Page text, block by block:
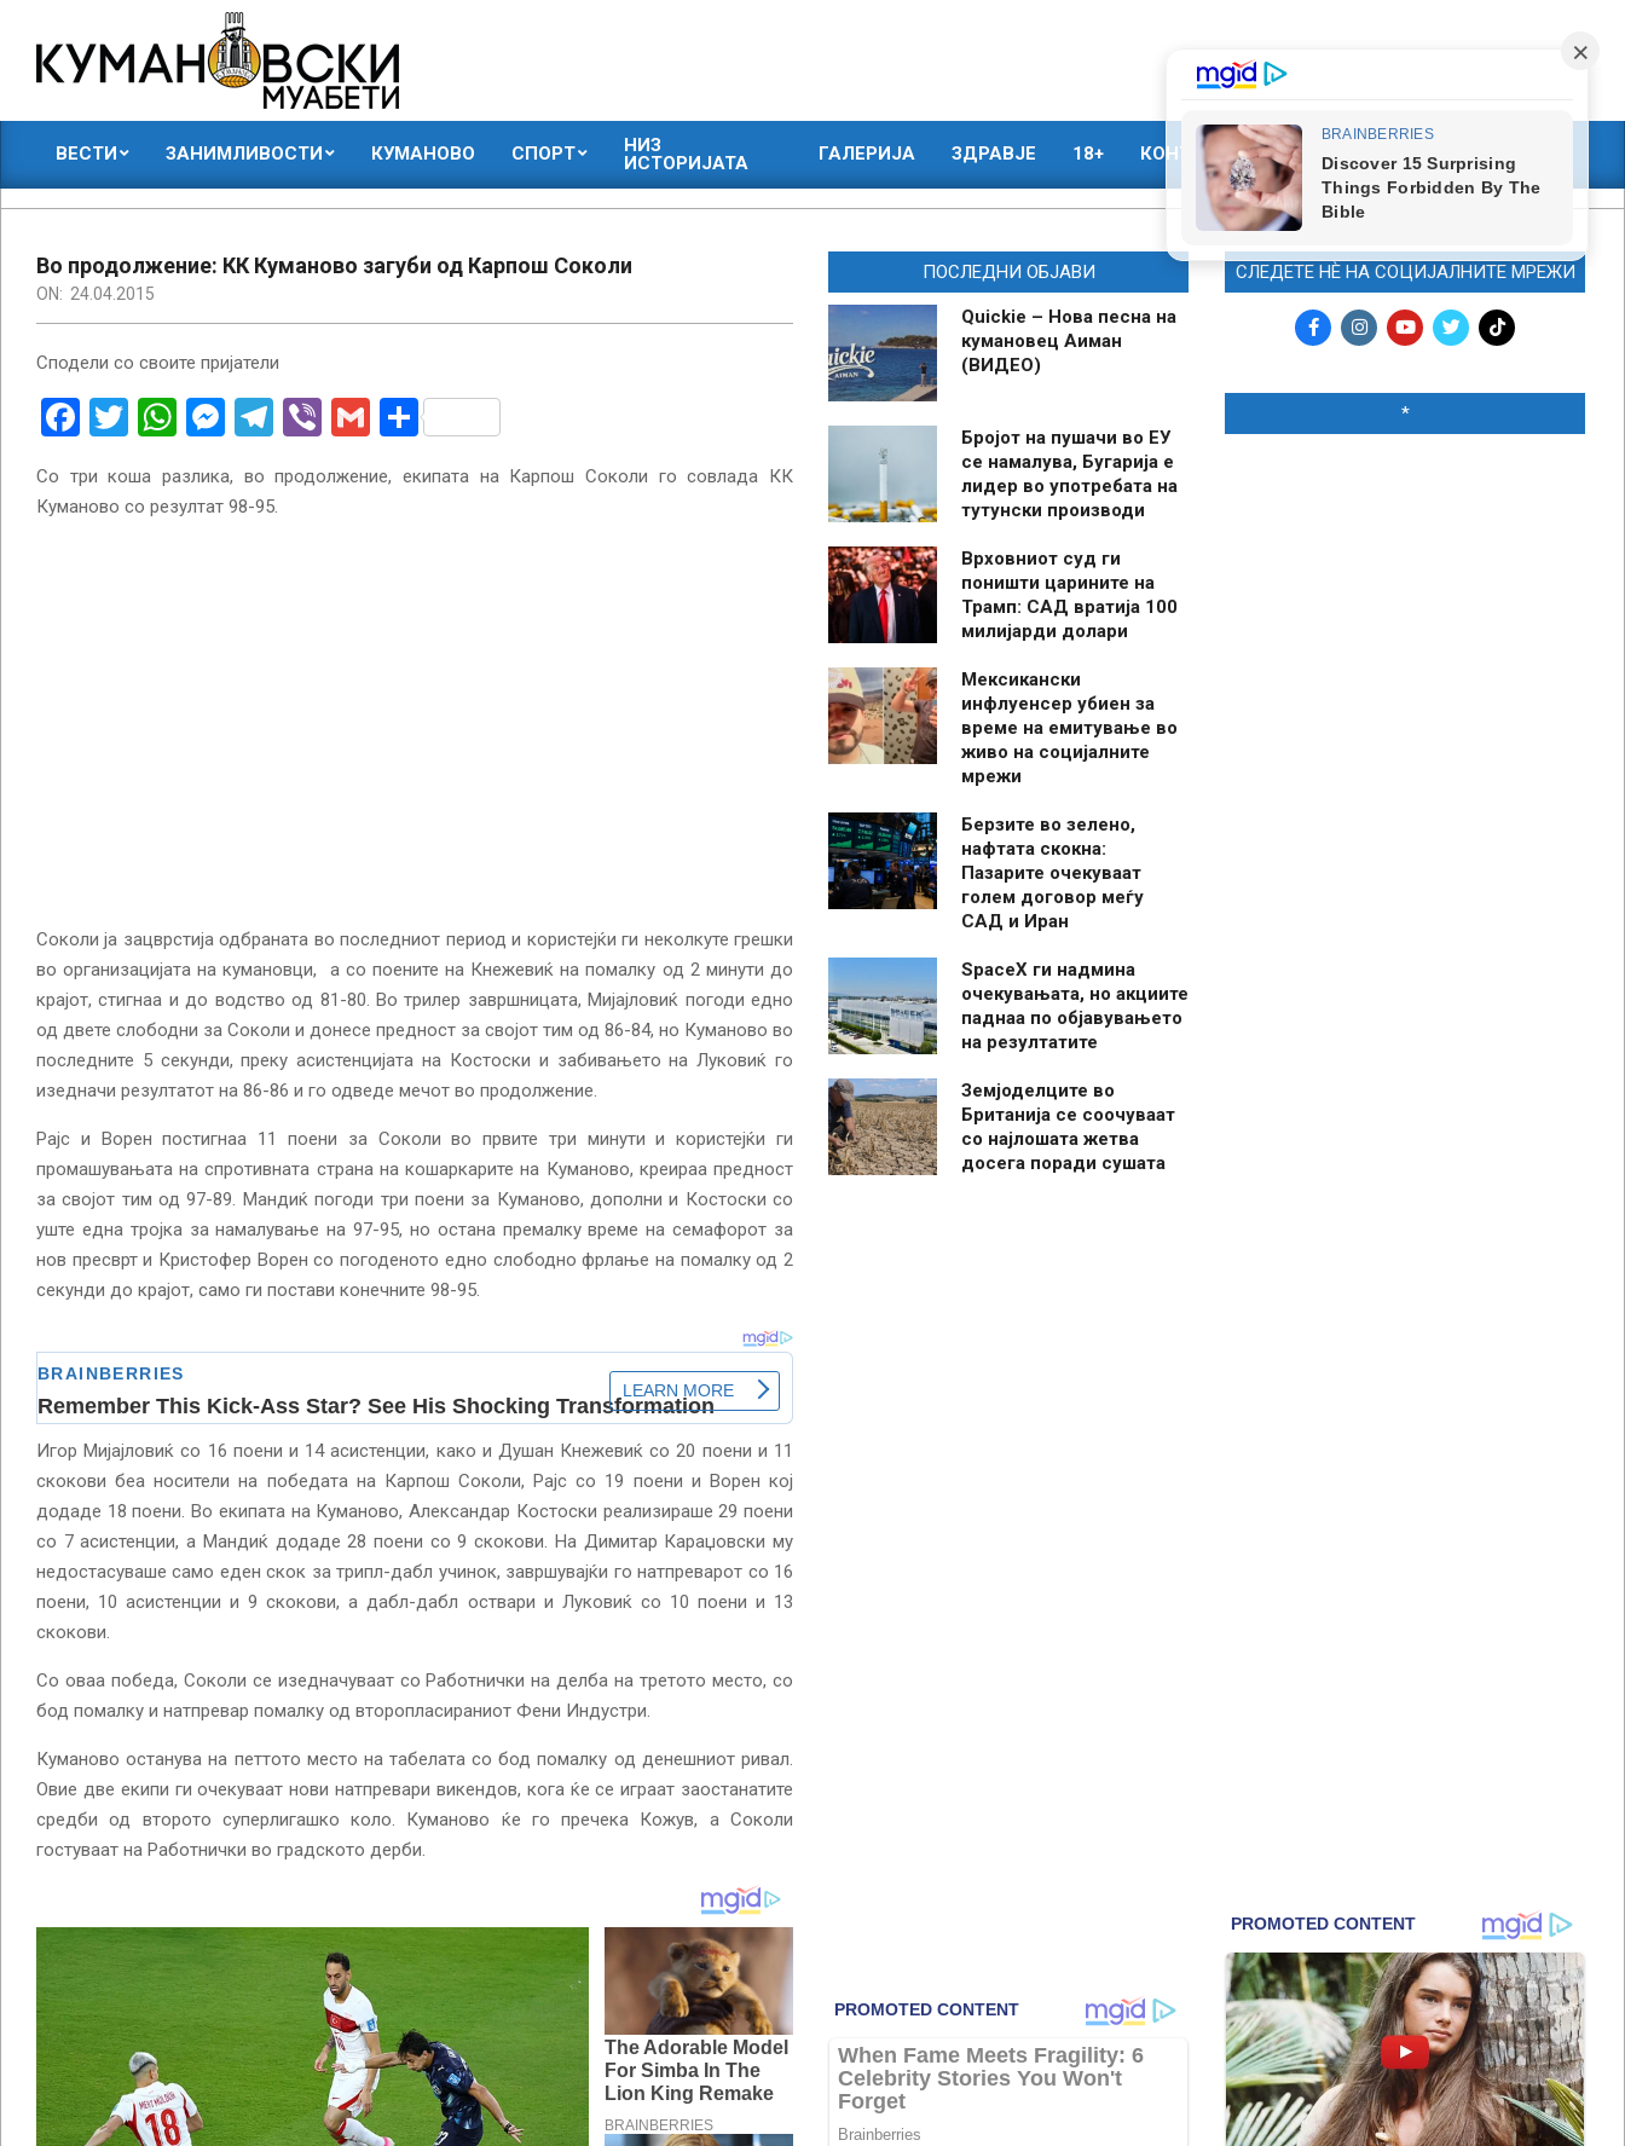
content
КУМАНОВСКИ
МУАБЕТИ
ВЕСТИ ЗАНИМЛИВОСТИ КУМАНОВО СПОРТ
НИЗ
ИСТОРИЈАТА
ГАЛЕРИЈА ЗДРАВЈЕ 18+ КОНТАКТ МАРКЕТИНГ
Во продолжение: КК Куманово загуби од Карпош Соколи
ON: 24.04.2015
Сподели со своите пријатели
Facebook
Twitter
WhatsApp
Messenger
Telegram
ViberGmailShare
Со три коша разлика, во продолжение, екипата на Карпош Соколи го совлада КК
Куманово со резултат 98-95.
Соколи ја зацврстија одбраната во последниот период и користејќи ги неколкуте грешки
во организацијата на кумановци, а со поените на Кнежевиќ на помалку од 2 минути до
крајот, стигнаа и до водство од 81-80. Во трилер завршницата, Мијајловиќ погоди едно
од двете слободни за Соколи и донесе предност за својот тим од 86-84, но Куманово во
последните 5 секунди, преку асистенцијата на Костоски и забивањето на Луковиќ го
изедначи резултатот на 86-86 и го одведе мечот во продолжение.
Рајс и Ворен постигнаа 11 поени за Соколи во првите три минути и користејќи ги
промашувањата на спротивната страна на кошаркарите на Куманово, креираа предност
за својот тим од 97-89. Мандиќ погоди три поени за Куманово, дополни и Костоски со
уште една тројка за намалување на 97-95, но остана премалку време на семафорот за
нов пресврт и Кристофер Ворен со погоденото едно слободно фрлање на помалку од 2
секунди до крајот, само ги постави конечните 98-95.
Игор Мијајловиќ со 16 поени и 14 асистенции, како и Душан Кнежевиќ со 20 поени и 11
скокови беа носители на победата на Карпош Соколи, Рајс со 19 поени и Ворен кој
додаде 18 поени. Во екипата на Куманово, Александар Костоски реализираше 29 поени
со 7 асистенции, а Мандиќ додаде 28 поени со 9 скокови. На Димитар Караџовски му
недостасуваше само еден скок за трипл-дабл учинок, завршувајќи го натпреварот со 16
поени, 10 асистенции и 9 скокови, а дабл-дабл оствари и Луковиќ со 10 поени и 13
скокови.
Со оваа победа, Соколи се изедначуваат со Работнички на делба на третото место, со
бод помалку и натпревар помалку од второпласираниот Фени Индустри.
Куманово останува на петтото место на табелата со бод помалку од денешниот ривал.
Овие две екипи ги очекуваат нови натпревари викендов, кога ќе се играат заостанатите
средби од второто суперлигашко коло. Куманово ќе го пречека Кожув, а Соколи
гостуваат на Работнички во градското дерби.
ПОСЛЕДНИ ОБЈАВИ
Quickie – Нова песна на
кумановец Аиман
(ВИДЕО)
Бројот на пушачи во ЕУ
се намалува, Бугарија е
лидер во употребата на
тутунски производи
Врховниот суд ги
поништи царините на
Трамп: САД вратија 100
милијарди долари
Мексикански
инфлуенсер убиен за
време на емитување во
живо на социјалните
мрежи
Берзите во зелено,
нафтата скокна:
Пазарите очекуваат
голем договор меѓу
САД и Иран
SpaceX ги надмина
очекувањата, но акциите
паднаа по објавувањето
на резултатите
Земјоделците во
Британија се соочуваат
со најлошата жетва
досега поради сушата
СЛЕДЕТЕ НЀ НА СОЦИЈАЛНИТЕ МРЕЖИ
*